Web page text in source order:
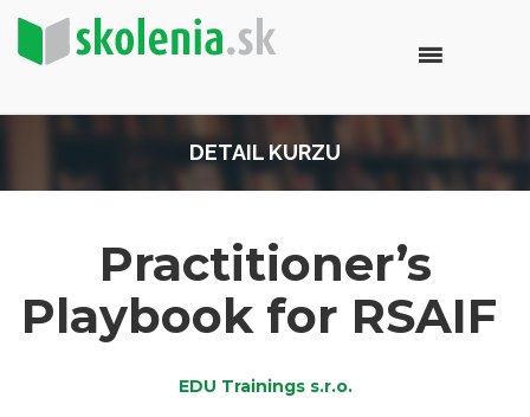
DETAIL KURZU
Practitioner’s
Playbook for RSAIF
EDU Trainings s.r.o.